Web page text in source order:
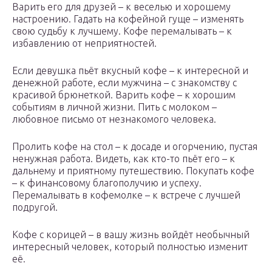
Варить его для друзей – к веселью и хорошему
настроению. Гадать на кофейной гуще – изменять
свою судьбу к лучшему. Кофе перемалывать – к
избавлению от неприятностей.
Если девушка пьёт вкусный кофе – к интересной и
денежной работе, если мужчина – с знакомству с
красивой брюнеткой. Варить кофе – к хорошим
событиям в личной жизни. Пить с молоком –
любовное письмо от незнакомого человека.
Пролить кофе на стол – к досаде и огорчению, пустая
ненужная работа. Видеть, как кто-то пьёт его – к
дальнему и приятному путешествию. Покупать кофе
– к финансовому благополучию и успеху.
Перемалывать в кофемолке – к встрече с лучшей
подругой.
Кофе с корицей – в вашу жизнь войдёт необычный
интересный человек, который полностью изменит
её.